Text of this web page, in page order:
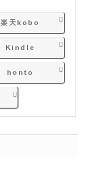
楽天kobo
Kindle
honto